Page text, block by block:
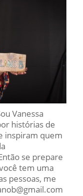
Vanessa
histórias de
inspiram quem
se prepare
tem uma
pessoas, me